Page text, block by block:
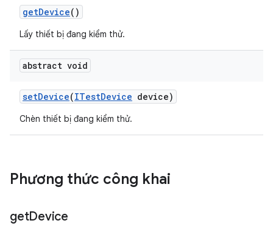
getDevice()
Lấy thiết bị đang kiểm thử.
abstract void
setDevice(ITestDevice device)
Chèn thiết bị đang kiểm thử.
Phương thức công khai
getDevice